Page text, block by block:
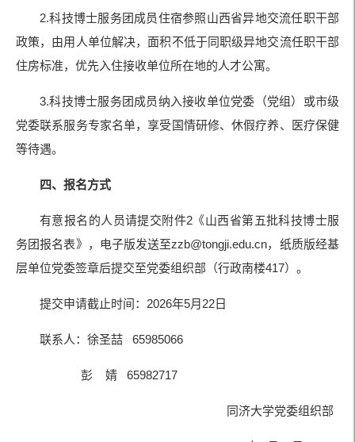
2.科技博士服务团成员住宿参照山西省异地交流任职干部
政策，由用人单位解决，面积不低于同职级异地交流任职干部
住房标准，优先入住接收单位所在地的人才公寓。
3.科技博士服务团成员纳入接收单位党委（党组）或市级
党委联系服务专家名单，享受国情研修、休假疗养、医疗保健
等待遇。
四、报名方式
有意报名的人员请提交附件2《山西省第五批科技博士服
务团报名表》，电子版发送至zzb@tongji.edu.cn，纸质版经基
层单位党委签章后提交至党委组织部（行政南楼417）。
提交申请截止时间：2026年5月22日
联系人：徐圣喆 65985066
彭 婧 65982717
同济大学党委组织部